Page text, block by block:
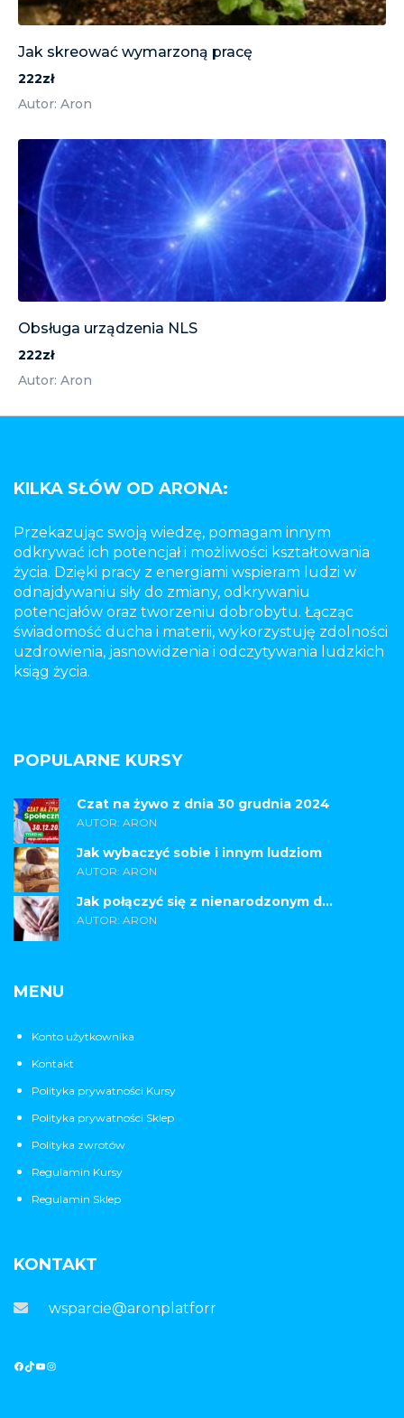
Jak skreować wymarzoną pracę
222zł
Autor: Aron
Obsługa urządzenia NLS
222zł
Autor: Aron
KILKA SŁÓW OD ARONA:
Przekazując swoją wiedzę, pomagam innym
odkrywać ich potencjał i możliwości kształtowania
życia. Dzięki pracy z energiami wspieram ludzi w
odnajdywaniu siły do zmiany, odkrywaniu
potencjałów oraz tworzeniu dobrobytu. Łącząc
świadomość ducha i materii, wykorzystuję zdolności
uzdrowienia, jasnowidzenia i odczytywania ludzkich
ksiąg życia.
POPULARNE KURSY
Czat na żywo z dnia 30 grudnia 2024
AUTOR: ARON
Jak wybaczyć sobie i innym ludziom
AUTOR: ARON
Jak połączyć się z nienarodzonym d...
AUTOR: ARON
MENU
Konto użytkownika
Kontakt
Polityka prywatności Kursy
Polityka prywatności Sklep
Polityka zwrotów
Regulamin Kursy
Regulamin Sklep
KONTAKT
wsparcie@aronplatforma.pl